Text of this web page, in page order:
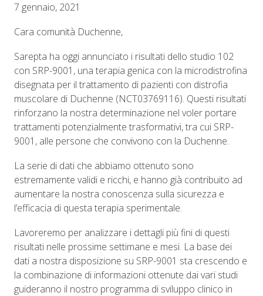
7 gennaio, 2021
Cara comunità Duchenne,
Sarepta ha oggi annunciato i risultati dello studio 102
con SRP-9001, una terapia genica con la microdistrofina
disegnata per il trattamento di pazienti con distrofia
muscolare di Duchenne (NCT03769116). Questi risultati
rinforzano la nostra determinazione nel voler portare
trattamenti potenzialmente trasformativi, tra cui SRP-
9001, alle persone che convivono con la Duchenne.
La serie di dati che abbiamo ottenuto sono
estremamente validi e ricchi, e hanno già contribuito ad
aumentare la nostra conoscenza sulla sicurezza e
l’efficacia di questa terapia sperimentale.
Lavoreremo per analizzare i dettagli più fini di questi
risultati nelle prossime settimane e mesi. La base dei
dati a nostra disposizione su SRP-9001 sta crescendo e
la combinazione di informazioni ottenute dai vari studi
guideranno il nostro programma di sviluppo clinico in